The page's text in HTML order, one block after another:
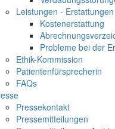
Leistungen -
Kostenerstattung
Probleme bei der
Ethik-Kommission
Patientenfürsprecherin
FAQs
Pressekontakt
Pressemitteilungen